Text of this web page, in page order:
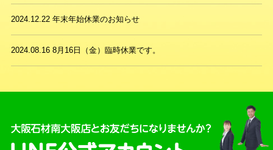
2024.12.22 年末年始休業のお知らせ
2024.08.16 8月16日（金）臨時休業です。